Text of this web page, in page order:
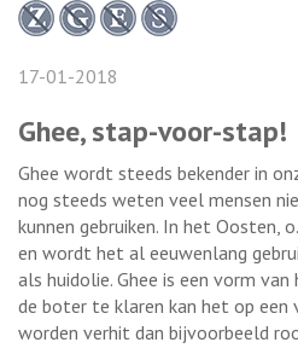
17-01-2018
Ghee, stap-voor-stap!
Ghee wordt steeds bekender in
nog steeds weten veel mensen
kunnen gebruiken. In het Oosten,
en wordt het al eeuwenlang
als huidolie. Ghee is een vorm
de boter te klaren kan het op
worden verhit dan bijvoorbeeld